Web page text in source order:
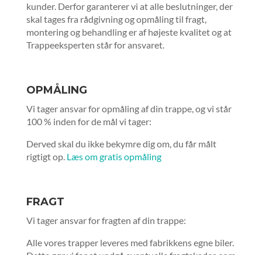
kunder. Derfor garanterer vi at alle beslutninger, der
skal tages fra rådgivning og opmåling til fragt,
montering og behandling er af højeste kvalitet og at
Trappeeksperten står for ansvaret.
OPMÅLING
Vi tager ansvar for opmåling af din trappe, og vi står
100 % inden for de mål vi tager:
Derved skal du ikke bekymre dig om, du får målt
rigtigt op. Læs om gratis opmåling
FRAGT
Vi tager ansvar for fragten af din trappe:
Alle vores trapper leveres med fabrikkens egne biler.